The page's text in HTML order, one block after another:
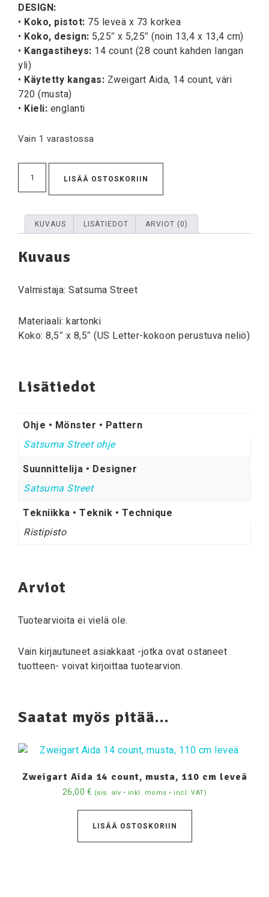
DESIGN:
• Koko, pistot: 75 leveä x 73 korkea
• Koko, design: 5,25″ x 5,25″ (noin 13,4 x 13,4 cm)
• Kangastiheys: 14 count (28 count kahden langan
yli)
• Käytetty kangas: Zweigart Aida, 14 count, väri
720 (musta)
• Kieli: englanti
Vain 1 varastossa
LISÄÄ OSTOSKORIIN
KUVAUS LISÄTIEDOT ARVIOT (0)
Kuvaus
Valmistaja: Satsuma Street
Materiaali: kartonki
Koko: 8,5″ x 8,5″ (US Letter-kokoon perustuva neliö)
Lisätiedot
Ohje • Mönster • Pattern
Satsuma Street ohje
Suunnittelija • Designer
Satsuma Street
Tekniikka • Teknik • Technique
Ristipisto
Arviot
Tuotearvioita ei vielä ole.
Vain kirjautuneet asiakkaat -jotka ovat ostaneet
tuotteen- voivat kirjoittaa tuotearvion.
Saatat myös pitää...
Zweigart Aida 14 count, musta, 110 cm leveä
26,00 € (sis. alv • inkl. moms • incl. VAT)
LISÄÄ OSTOSKORIIN